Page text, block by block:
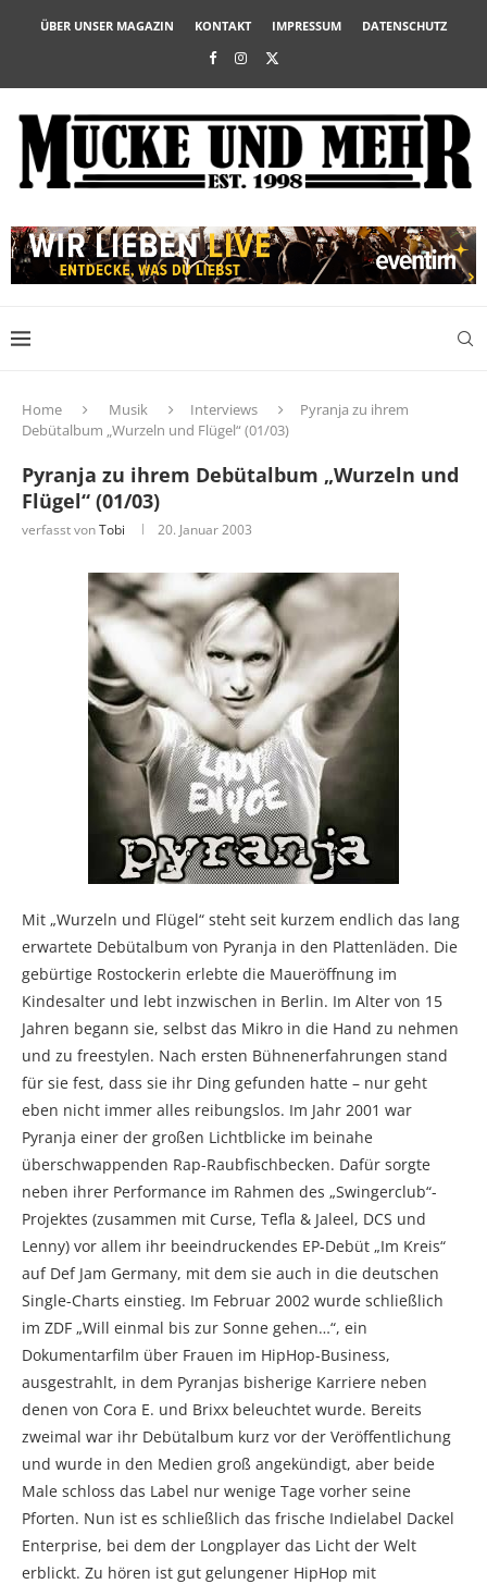
ÜBER UNSER MAGAZIN KONTAKT IMPRESSUM DATENSCHUTZ
Home Musik Interviews
Pyranja zu ihrem
Debütalbum „Wurzeln und Flügel“ (01/03)
Pyranja zu ihrem Debütalbum „Wurzeln und
Flügel“ (01/03)
verfasst vonTobi 20. Januar 2003
Mit „Wurzeln und Flügel“ steht seit kurzem endlich das lang
erwartete Debütalbum von Pyranja in den Plattenläden. Die
gebürtige Rostockerin erlebte die Maueröffnung im
Kindesalter und lebt inzwischen in Berlin. Im Alter von 15
Jahren begann sie, selbst das Mikro in die Hand zu nehmen
und zu freestylen. Nach ersten Bühnenerfahrungen stand
für sie fest, dass sie ihr Ding gefunden hatte – nur geht
eben nicht immer alles reibungslos. Im Jahr 2001 war
Pyranja einer der großen Lichtblicke im beinahe
überschwappenden Rap-Raubfischbecken. Dafür sorgte
neben ihrer Performance im Rahmen des „Swingerclub“-
Projektes (zusammen mit Curse, Tefla & Jaleel, DCS und
Lenny) vor allem ihr beeindruckendes EP-Debüt „Im Kreis“
auf Def Jam Germany, mit dem sie auch in die deutschen
Single-Charts einstieg. Im Februar 2002 wurde schließlich
im ZDF „Will einmal bis zur Sonne gehen…“, ein
Dokumentarfilm über Frauen im HipHop-Business,
ausgestrahlt, in dem Pyranjas bisherige Karriere neben
denen von Cora E. und Brixx beleuchtet wurde. Bereits
zweimal war ihr Debütalbum kurz vor der Veröffentlichung
und wurde in den Medien groß angekündigt, aber beide
Male schloss das Label nur wenige Tage vorher seine
Pforten. Nun ist es schließlich das frische Indielabel Dackel
Enterprise, bei dem der Longplayer das Licht der Welt
erblickt. Zu hören ist gut gelungener HipHop mit